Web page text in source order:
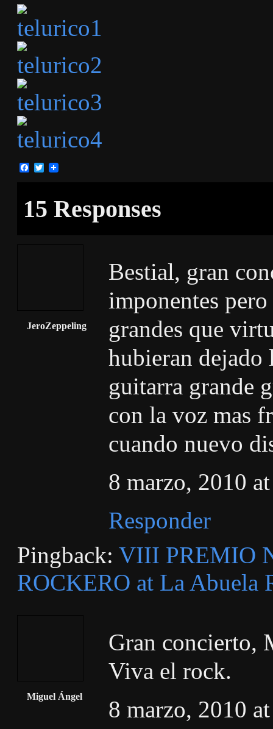
Facebook
Twitter
15 Responses
JeroZeppeling
Bestial, gran
imponentes
grandes que
hubieran dejado
guitarra grande
con la voz mas
cuando nuevo
8 marzo, 2010
Responder
Pingback: VIII PREMIO
ROCKERO at La Abuela
Miguel Ángel
Gran concierto,
Viva el rock.
8 marzo, 2010